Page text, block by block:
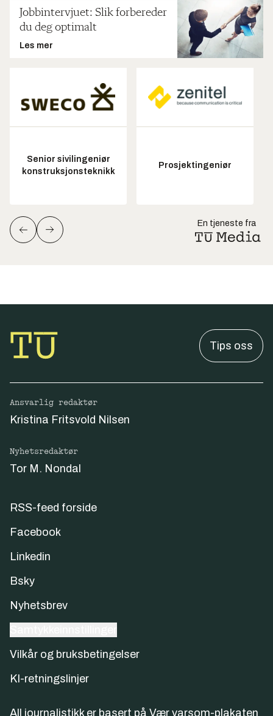
Jobbintervjuet: Slik forbereder
du deg optimalt
Les mer
Senior sivilingeniør
konstruksjonsteknikk
Prosjektingeniør
En tjeneste fra
Tips oss
Ansvarlig redaktør
Kristina Fritsvold Nilsen
Nyhetsredaktør
Tor M. Nondal
RSS-feed forside
Facebook
Linkedin
Bsky
Nyhetsbrev
Vilkår og bruksbetingelser
KI-retningslinjer
All journalistikk er basert på Vær varsom-plakaten